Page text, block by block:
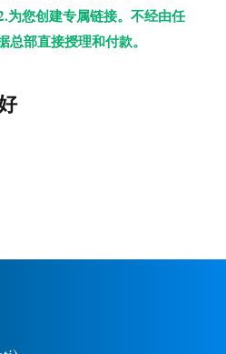
为您创建专属链接。不经由任
部直接授理和付款。